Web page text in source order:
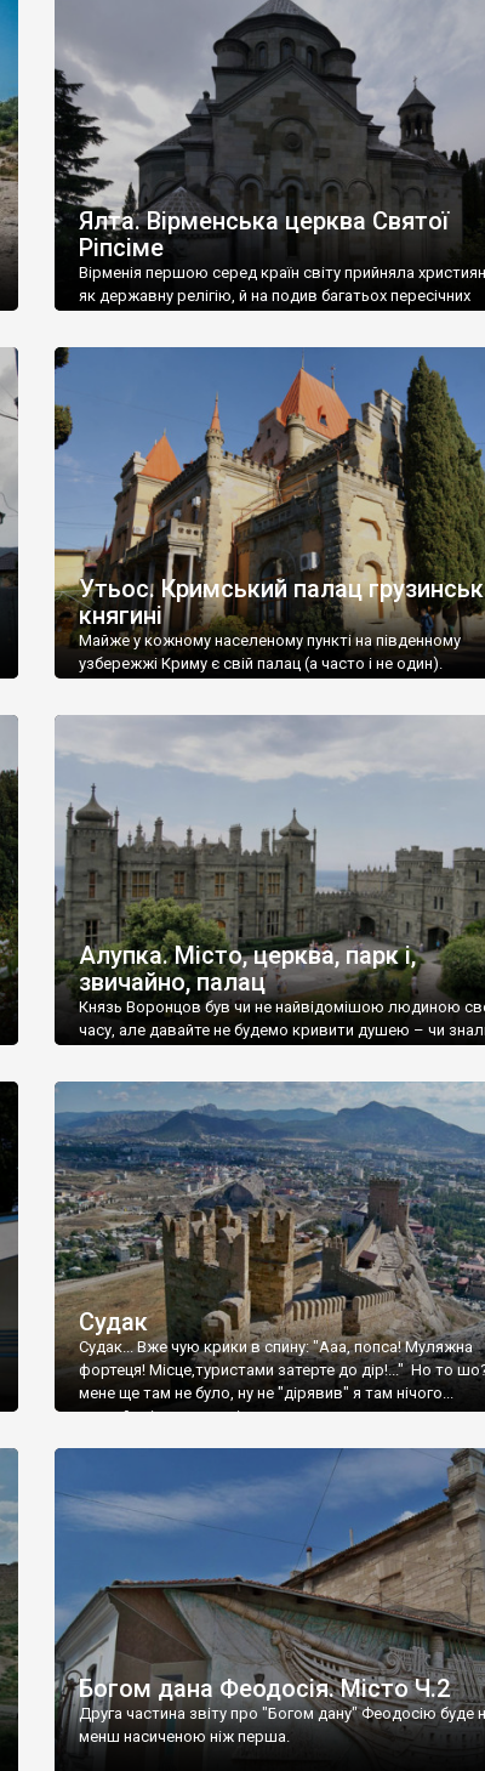
називаються «повстяками» (postaki)…” “Вино. Крим
виробляє відмінне вино і його вдосталь: воно все
легке біле і дуже […]
Ялта. Вірменська церква Святої
Ріпсіме
Вірменія першою серед країн світу прийняла
як державну релігію, й на подив багатьох пересічних
Утьос. Кримський палац
княгині
Майже у кожному населеному пункті на південному
узбережжі Криму є свій палац (а часто і не один).
Алупка. Місто, церква, парк і,
звичайно, палац
Князь Воронцов був чи не найвідомішою людиною
часу, але давайте не будемо кривити душею – чи
Судак
Судак... Вже чую крики в спину: "Ааа, попса! Муляжна
фортеця! Місце,туристами затерте до дір!..." Но то
мене ще там не було, ну не "дірявив" я там нічого...
принаймні до цього літа.
Богом дана Феодосія. Місто Ч.2
Друга частина звіту про "Богом дану" Феодосію буде
менш насиченою ніж перша.